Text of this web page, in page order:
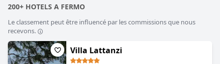
200+ HOTELS A FERMO
Le classement peut être influencé par les commissions que nous
recevons.
Villa Lattanzi